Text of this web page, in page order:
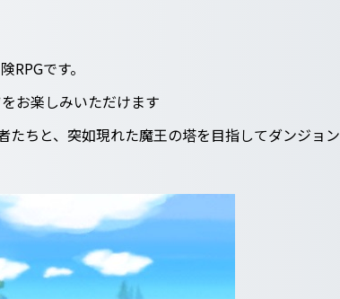
です。
お楽しみいただけます
ちと、突如現れた魔王の塔を目指してダンジョン